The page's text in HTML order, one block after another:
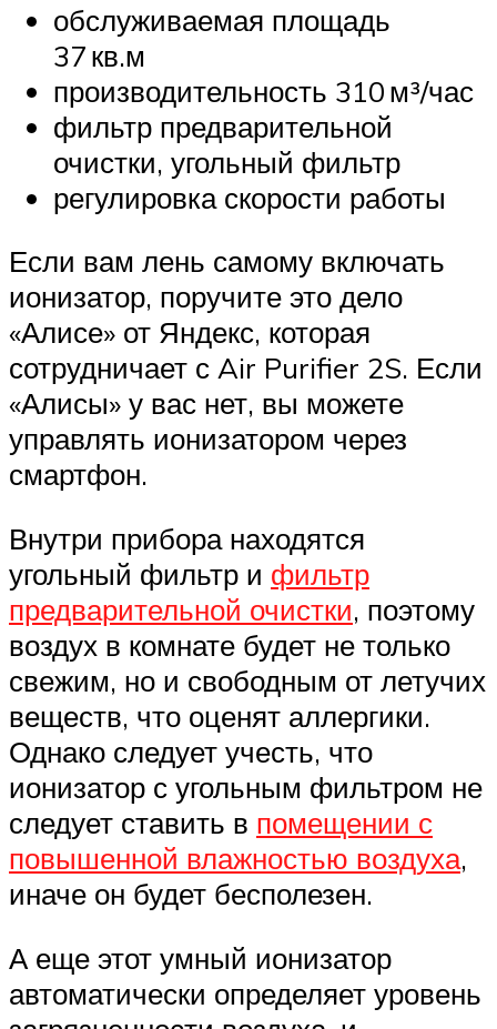
обслуживаемая площадь
37 кв.м
производительность 310 м³/час
фильтр предварительной
очистки, угольный фильтр
регулировка скорости работы
Если вам лень самому включать
ионизатор, поручите это дело
«Алисе» от Яндекс, которая
сотрудничает с Air Purifier 2S. Если
«Алисы» у вас нет, вы можете
управлять ионизатором через
смартфон.
Внутри прибора находятся
угольный фильтр и фильтр
предварительной очистки, поэтому
воздух в комнате будет не только
свежим, но и свободным от летучих
веществ, что оценят аллергики.
Однако следует учесть, что
ионизатор с угольным фильтром не
следует ставить в помещении с
повышенной влажностью воздуха,
иначе он будет бесполезен.
А еще этот умный ионизатор
автоматически определяет уровень